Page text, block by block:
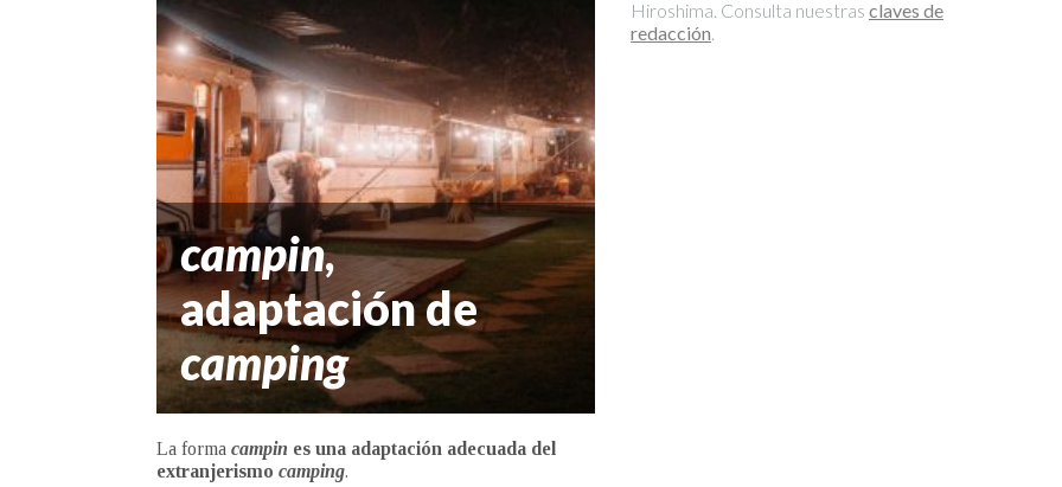
Hiroshima. Consulta nuestrasclaves de
redacción
campin,
adaptación de
camping
La forma campin es una adaptación adecuada del
extranjerismo camping.